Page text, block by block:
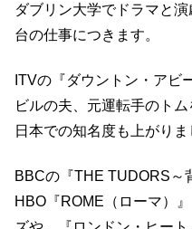
ダブリン大学でドラマと
台の仕事につきます。
ITVの『ダウントン・アビ
ビルの夫、元運転手のトム
日本での知名度も上がりま
BBCの『THE TUDORS～
HBO『ROME（ローマ）